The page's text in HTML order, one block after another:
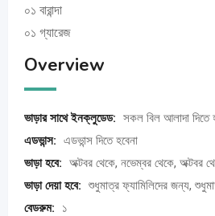
০১ বারান্দা
০১ গ্যারেজ
Overview
ভাড়ার সাথে ইনক্লুডেড: সকল বিল আলাদা দিতে
এডভান্স: এডভান্স দিতে হবেনা
ভাড়া হবে: অক্টবর থেকে, নভেম্বর থেকে, অক্টবর
ভাড়া দেয়া হবে: শুধুমাত্র ফ্যামিলিদের জন্য,
বেডরুম:
১